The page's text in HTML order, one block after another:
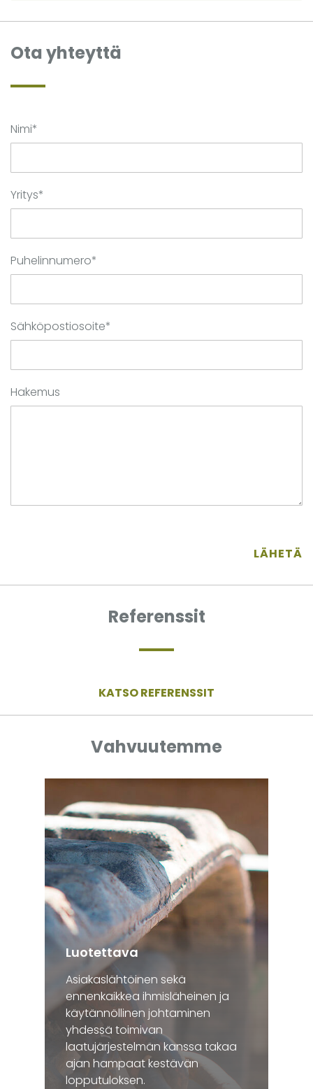
Ota yhteyttä
Nimi*
Yritys*
Puhelinnumero*
Sähköpostiosoite*
Hakemus
LÄHETÄ
Referenssit
KATSO REFERENSSIT
Vahvuutemme
Luotettava
Asiakaslähtöinen sekä
ennenkaikkea ihmisläheinen ja
käytännöllinen johtaminen
yhdessä toimivan
laatujärjestelmän kanssa takaa
ajan hampaat kestävän
lopputuloksen.